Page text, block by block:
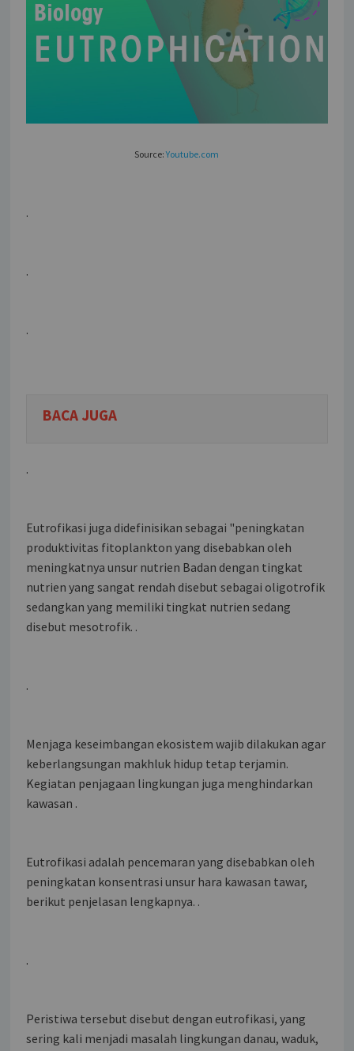
Source:Youtube.com
.
.
.
BACA JUGA
.
Eutrofikasi juga didefinisikan sebagai "peningkatan
produktivitas fitoplankton yang disebabkan oleh
meningkatnya unsur nutrien Badan dengan tingkat
nutrien yang sangat rendah disebut sebagai oligotrofik
sedangkan yang memiliki tingkat nutrien sedang
disebut mesotrofik. .
.
Menjaga keseimbangan ekosistem wajib dilakukan agar
keberlangsungan makhluk hidup tetap terjamin.
Kegiatan penjagaan lingkungan juga menghindarkan
kawasan .
Eutrofikasi adalah pencemaran yang disebabkan oleh
peningkatan konsentrasi unsur hara kawasan tawar,
berikut penjelasan lengkapnya. .
.
Peristiwa tersebut disebut dengan eutrofikasi, yang
sering kali menjadi masalah lingkungan danau, waduk,